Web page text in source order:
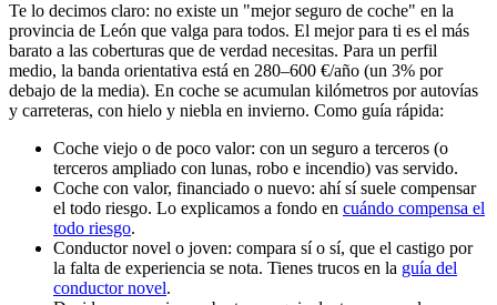
Te lo decimos claro: no existe un "mejor seguro de coche" en la
provincia de León que valga para todos. El mejor para ti es el más
barato a las coberturas que de verdad necesitas. Para un perfil
medio, la banda orientativa está en 280–600 €/año (un 3% por
debajo de la media). En coche se acumulan kilómetros por autovías
y carreteras, con hielo y niebla en invierno. Como guía rápida:
Coche viejo o de poco valor: con un seguro a terceros (o
terceros ampliado con lunas, robo e incendio) vas servido.
Coche con valor, financiado o nuevo: ahí sí suele compensar
el todo riesgo. Lo explicamos a fondo en cuándo compensa el
todo riesgo.
Conductor novel o joven: compara sí o sí, que el castigo por
la falta de experiencia se nota. Tienes trucos en la guía del
conductor novel.